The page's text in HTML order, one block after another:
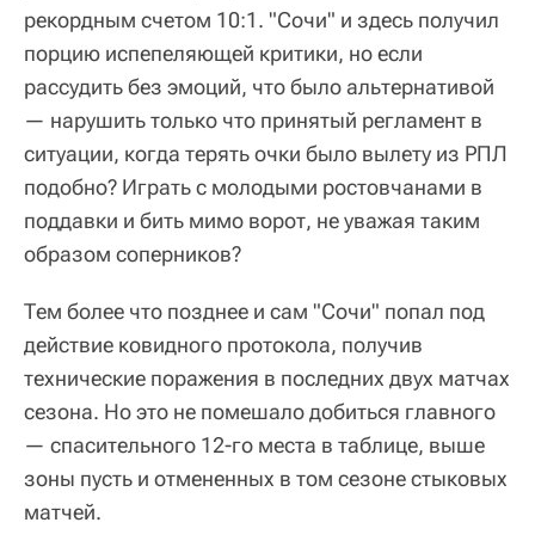
рекордным счетом 10:1. "Сочи" и здесь получил
порцию испепеляющей критики, но если
рассудить без эмоций, что было альтернативой
— нарушить только что принятый регламент в
ситуации, когда терять очки было вылету из РПЛ
подобно? Играть с молодыми ростовчанами в
поддавки и бить мимо ворот, не уважая таким
образом соперников?
Тем более что позднее и сам "Сочи" попал под
действие ковидного протокола, получив
технические поражения в последних двух матчах
сезона. Но это не помешало добиться главного
— спасительного 12-го места в таблице, выше
зоны пусть и отмененных в том сезоне стыковых
матчей.